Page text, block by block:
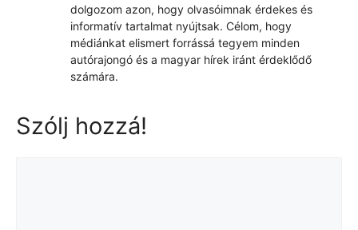
dolgozom azon, hogy olvasóimnak érdekes és
informatív tartalmat nyújtsak. Célom, hogy
médiánkat elismert forrássá tegyem minden
autórajongó és a magyar hírek iránt érdeklődő
számára.
Szólj hozzá!